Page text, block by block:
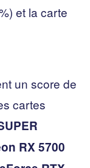
et la carte
un score de
cartes
RX 5700